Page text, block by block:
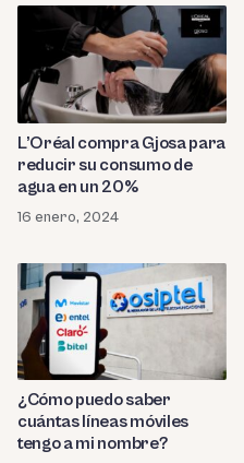
L’Oréal compra Gjosa para
reducir su consumo de
agua en un 20%
16 enero, 2024
¿Cómo puedo saber
cuántas líneas móviles
tengo a mi nombre?